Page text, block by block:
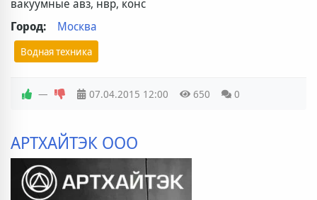
вакуумные авз, нвр, конс
Город:
Москва
Водная техника
— 07.04.2015 12:00 650 0
АРТХАЙТЭК ООО